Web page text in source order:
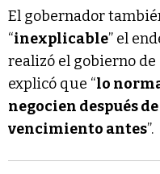
El gobernador
“inexplicable” el
realizó el gobierno de
explicó que “lo
negocien después
vencimiento antes”.